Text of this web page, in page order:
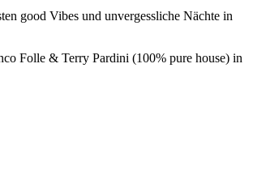
good Vibes und unvergessliche Nächte in
Folle & Terry Pardini (100% pure house) in